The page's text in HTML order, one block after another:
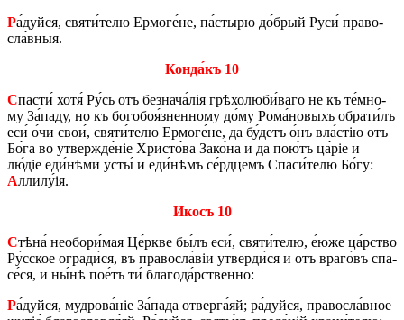
Ра́дуй­ся, святи́­те­лю Ер­мо­ге́­не, па́­сты­рю до́­брый Руси́ пра­во­
сла́в­ныя.
Кон­да́къ 10
Спа­сти́ хотя́ Ру́сь отъ без­на­ча́лія грѣ­хо­лю­би́­ва­го не къ те́м­но­
му За́­паду, но къ бо­го­боя́знен­но­му до́му Ро­ма́­но­выхъ обра­ти́лъ
еси́ о́чи свои́, святи́­те­лю Ер­мо­ге́­не, да бу́­детъ о́нъ вла́­стію отъ
Бо́га во утвер­жде́ніе Хри­сто́­ва За­ко́­на и да по­ю́тъ ца́ріе и
лю́діе еди́­нѣ­ми усты́ и еди́­нѣмъ се́рд­цемъ Спа­си́­те­лю Бо́гу:
Алли­лу́ія.
Икосъ 10
Стѣна́ не­о­бо­ри́­мая Це́р­кве бы́лъ еси́, святи́­те­лю, е́юже ца́р­ство
Ру́с­ское огра­ди́­ся, въ пра­во­сла́­віи утвер­ди́­ся и отъ вра­го́въ спа­
се́­ся, и ны́нѣ по­е́тъ ти́ бла­го­да́р­ствен­но:
Ра́дуй­ся, му­дро­ва́ніе За́­па­да отвер­га́яй; ра́дуй­ся, пра­во­сла́в­ное